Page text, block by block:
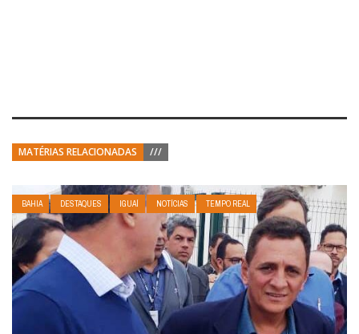
MATÉRIAS RELACIONADAS ///
BAHIA DESTAQUES IGUAÍ NOTÍCIAS TEMPO REAL